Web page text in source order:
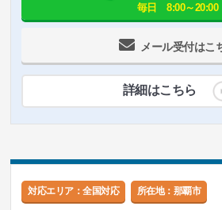
メール受付はこ
毎日 8:00～20:00
詳細はこちら
対応エリア：全国対応 所在地： 那覇市